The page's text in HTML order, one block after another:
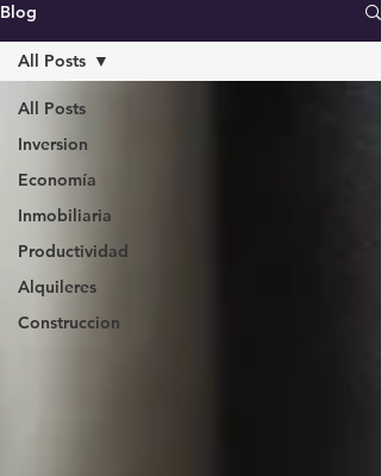
Blog
All Posts
Inversion
Economía
Inmobiliaria
Productividad
Alquileres
Construccion
All Posts